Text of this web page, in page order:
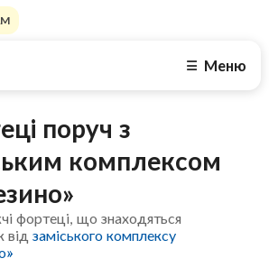
☰ Меню
поруч з
комплексом
фортеці, що знаходяться
відзаміського комплексу